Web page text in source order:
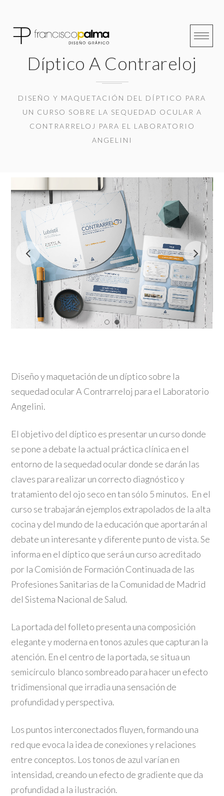
content
Díptico A Contrareloj
DISEÑO Y MAQUETACIÓN DEL DÍPTICO PARA
UN CURSO SOBRE LA SEQUEDAD OCULAR A
CONTRARRELOJ PARA EL LABORATORIO
ANGELINI
Diseño y maquetación de un díptico sobre la
sequedad ocular A Contrarreloj para el Laboratorio
Angelini.
El objetivo del díptico es presentar un curso donde
se pone a debate la actual práctica clínica en el
entorno de la sequedad ocular donde se darán las
claves para realizar un correcto diagnóstico y
tratamiento del ojo seco en tan sólo 5 minutos. En el
curso se trabajarán ejemplos extrapolados de la alta
cocina y del mundo de la educación que aportarán al
debate un interesante y diferente punto de vista. Se
informa en el díptico que será un curso acreditado
por la Comisión de Formación Continuada de las
Profesiones Sanitarias de la Comunidad de Madrid
del Sistema Nacional de Salud.
La portada del folleto presenta una composición
elegante y moderna en tonos azules que capturan la
atención. En el centro de la portada, se situa un
semicírculo blanco sombreado para hacer un efecto
tridimensional que irradia una sensación de
profundidad y perspectiva.
Los puntos interconectados fluyen, formando una
red que evoca la idea de conexiones y relaciones
entre conceptos. Los tonos de azul varían en
intensidad, creando un efecto de gradiente que da
profundidad a la ilustración.